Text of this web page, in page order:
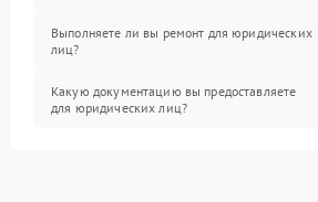
Выполняете ли вы ремонт для юридических
лиц?
Какую документацию вы предоставляете
для юридических лиц?